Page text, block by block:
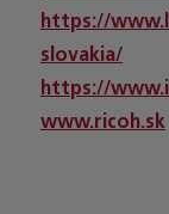
https://
slovakia/
https://
www.ricoh.sk